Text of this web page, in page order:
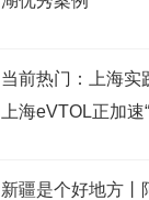
当前热门：上海实
上海eVTOL正加速
新疆是个好地方丨